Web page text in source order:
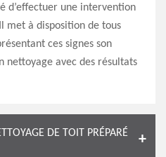
d’effectuer une intervention
met à disposition de tous
ces signes son
nettoyage avec des résultats
DE TOIT PRÉPARÉ